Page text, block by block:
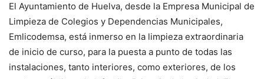
El Ayuntamiento de Huelva, desde la Empresa Municipal de
Limpieza de Colegios y Dependencias Municipales,
Emlicodemsa, está inmerso en la limpieza extraordinaria
de inicio de curso, para la puesta a punto de todas las
instalaciones, tanto interiores, como exteriores, de los